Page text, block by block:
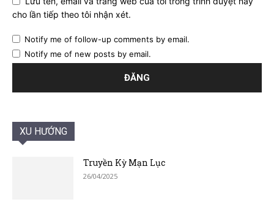
cho lần tiếp theo tôi nhận xét.
Notify me of follow-up comments by email.
Notify me of new posts by email.
XU HƯỚNG
Truyền Kỳ Mạn Lục
26/04/2025